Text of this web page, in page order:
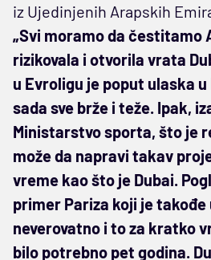
iz Ujedinjenih Arapskih
„Svi moramo da čestitamo
rizikovala i otvorila vrata
u Evroligu je poput ulaska u
sada sve brže i teže. Ipak,
Ministarstvo sporta, što je
može da napravi takav
vreme kao što je Dubai.
primer Pariza koji je
neverovatno i to za kratko
bilo potrebno pet godina.